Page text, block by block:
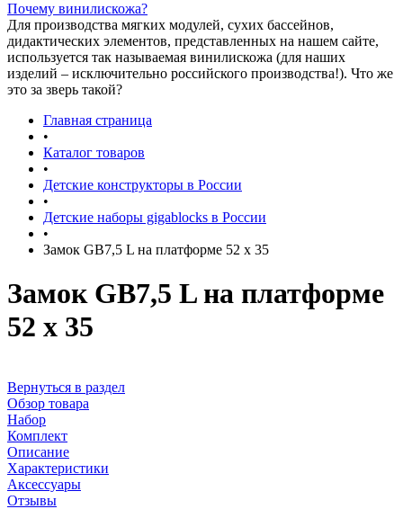
Почему винилискожа?
Для производства мягких модулей, сухих бассейнов,
дидактических элементов, представленных на нашем сайте,
используется так называемая винилискожа (для наших
изделий – исключительно российского производства!). Что же
это за зверь такой?
Главная страница
•
Каталог товаров
•
Детские конструкторы в России
•
Детские наборы gigablocks в России
•
Замок GB7,5 L на платформе 52 х 35
Замок GB7,5 L на платформе
52 х 35
Вернуться в раздел
Обзор товара
Набор
Комплект
Описание
Характеристики
Аксессуары
Отзывы